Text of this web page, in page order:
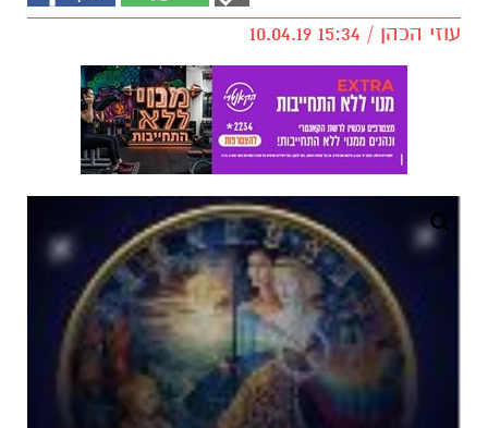
עוזי הכהן / 15:34 10.04.19